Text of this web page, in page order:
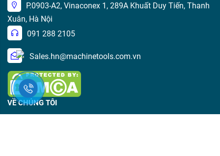
P.0903-A2, Vinaconex 1, 289A Khuất Duy Tiến, Thanh
Xuân, Hà Nội
091 288 2105
Sales.hn@machinetools.com.vn
VỀ CHÚNG TÔI